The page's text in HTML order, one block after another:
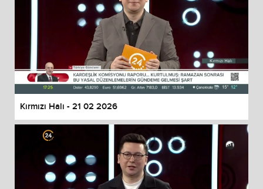
Kırmızı Halı - 21 02 2026